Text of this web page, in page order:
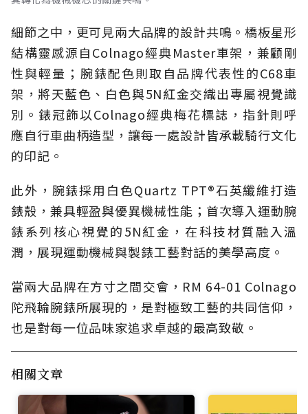
細節之中，更可見兩大品牌的設計共鳴。橋板星形
結構靈感源自Colnago經典Master車架，兼顧剛
性與輕量；腕錶配色則取自品牌代表性的C68車
架，將天藍色、白色與5N紅金交織出專屬視覺識
別。錶冠飾以Colnago經典梅花標誌，指針則呼
應自行車曲柄造型，讓每一處設計皆承載騎行文化
的印記。
此外，腕錶採用白色Quartz TPT®石英纖維打造
錶殼，兼具輕盈與優異機械性能；首次導入運動腕
錶系列核心視覺的5N紅金，在科技材質融入溫
潤，展現運動機械與製錶工藝對話的美學高度。
當兩大品牌在方寸之間交會，RM 64-01 Colnago
陀飛輪腕錶所展現的，是對極致工藝的共同信仰，
也是對每一位品味家追求卓越的最高致敬。
相關文章